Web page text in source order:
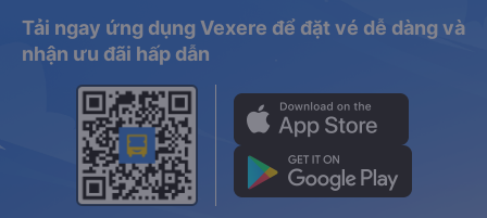
Tải ngay ứng dụng Vexere để đặt vé dễ dàng và
nhận ưu đãi hấp dẫn